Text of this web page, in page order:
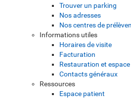
Trouver un parking
Nos adresses
Nos centres de
Informations utiles
Horaires de visite
Facturation
Restauration et espace
Contacts généraux
Ressources
Espace patient